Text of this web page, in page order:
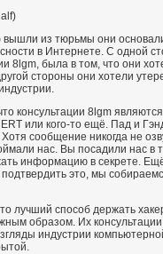
вышли из тюрьмы они
в Интернете. С одной
8lgm, была в том, что они
стороны они хотели
консультации 8lgm
или кого-то ещё. Пад и
сообщение никогда не
нас. Вы посадили нас в
информацию в секрете.
это, мы
лучший способ держать
образом. Их
индустрии